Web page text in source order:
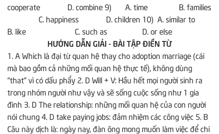
cooperate D. combine 9) A. time B. families
C. happiness D. children 10) A. similar to
B. like C. such as D. or else
HƯỚNG DẪN GIẢI - BÀI TẬP ĐIỀN TỪ
1. A Which là đại từ quan hệ thay cho adoption marriage (cái
mà bao gồm cả những mối quan hệ thực tế), không dùng
“that” vì có dấu phẩy 2. D Will + V: Hầu hết mọi người sinh ra
trong nhóm người như vậy và sẽ sống cuộc sống như 1 gia
đình 3. D The relationship: những mối quan hệ của con người
nói chung 4. D take paying jobs: đảm nhiệm các công việc 5. B
Câu này dịch là: ngày nay, đàn ông mong muốn làm việc để chi